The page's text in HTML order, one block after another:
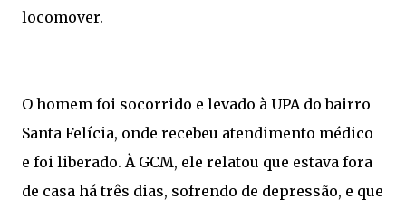
locomover.
O homem foi socorrido e levado à UPA do bairro
Santa Felícia, onde recebeu atendimento médico
e foi liberado. À GCM, ele relatou que estava fora
de casa há três dias, sofrendo de depressão, e que